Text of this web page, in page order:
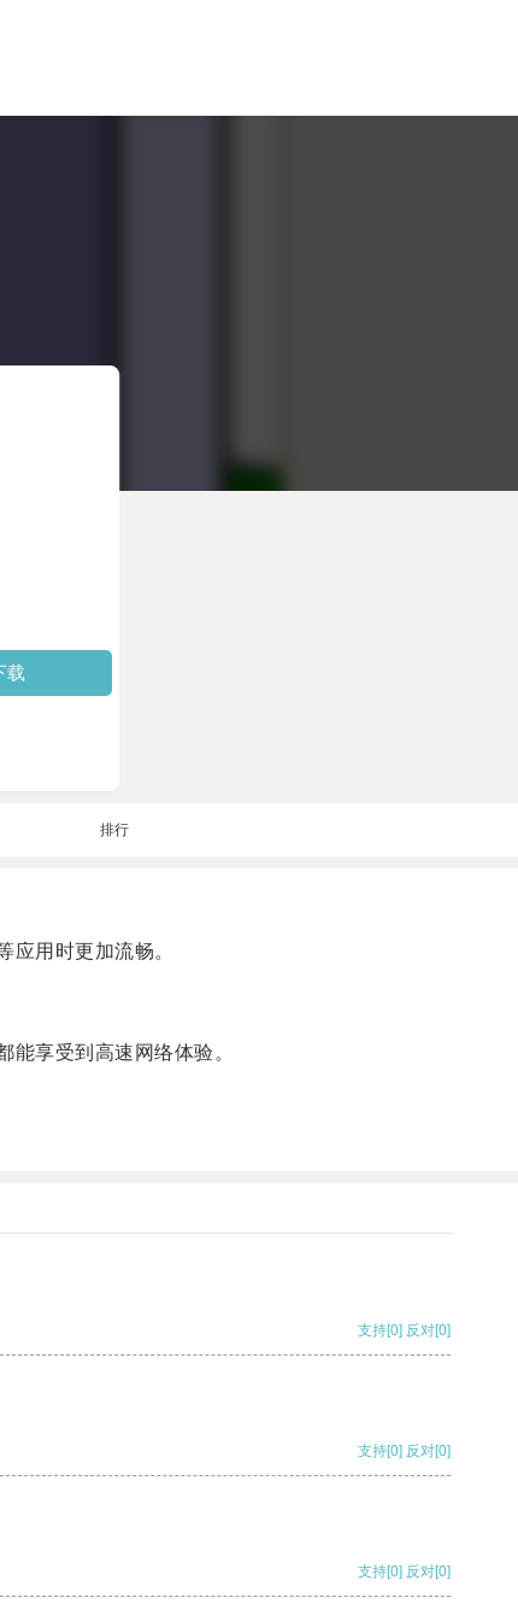
载
排行
用时更加流畅。
享受到高速网络体验。
支持[0] 反对[0]
支持[0] 反对[0]
支持[0] 反对[0]